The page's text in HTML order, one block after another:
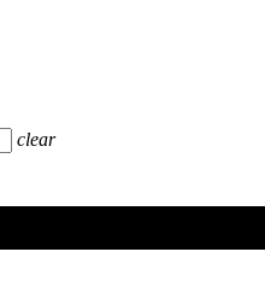
clear